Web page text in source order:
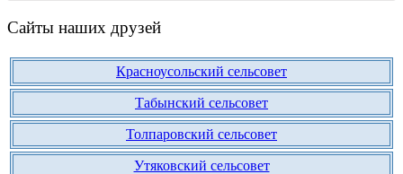
Сайты наших друзей
Красноусольский сельсовет
Табынский сельсовет
Толпаровский сельсовет
Утяковский сельсовет